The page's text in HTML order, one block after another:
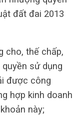
đất đai 2013
cho, thế chấp,
sử dụng
được công
hợp kinh doanh
này;